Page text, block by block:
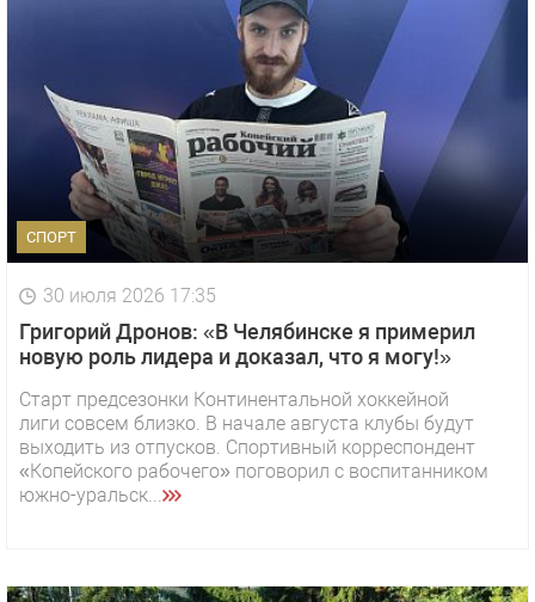
СПОРТ
30 июля 2026 17:35
Григорий Дронов: «В Челябинске я примерил
новую роль лидера и доказал, что я могу!»
Старт предсезонки Континентальной хоккейной
лиги совсем близко. В начале августа клубы будут
выходить из отпусков. Спортивный корреспондент
«Копейского рабочего» поговорил с воспитанником
южно-уральск...